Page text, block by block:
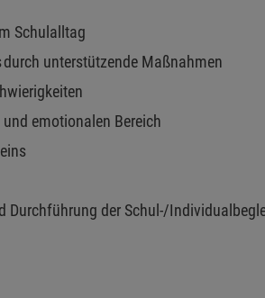
Schulalltag
unterstützende Maßnahmen
emotionalen Bereich
Durchführung der Schul-/